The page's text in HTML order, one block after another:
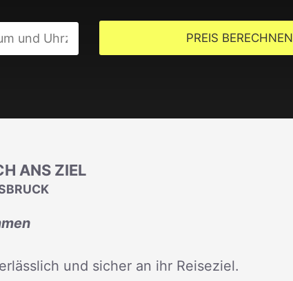
PREIS BERECHNEN
ANS ZIEL
und sicher an ihr Reiseziel.